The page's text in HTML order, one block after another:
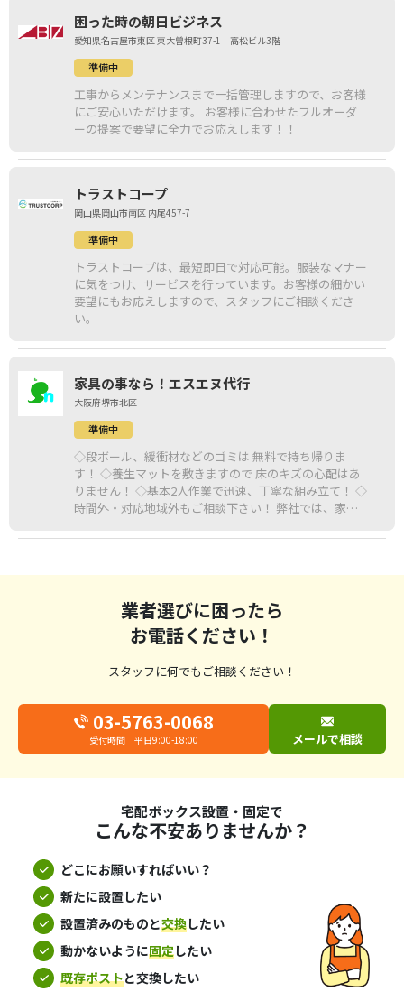
困った時の朝日ビジネス
愛知県名古屋市東区 東大曽根町37-1 高松ビル3階
準備中
工事からメンテナンスまで一括管理しますので、お客様
にご安心いただけます。 お客様に合わせたフルオーダ
ーの提案で要望に全力でお応えします！！
トラストコープ
岡山県岡山市南区 内尾457-7
準備中
トラストコープは、最短即日で対応可能。服装なマナー
に気をつけ、サービスを行っています。お客様の細かい
要望にもお応えしますので、スタッフにご相談くださ
い。
家具の事なら！エスエヌ代行
大阪府堺市北区
準備中
◇段ボール、緩衝材などのゴミは 無料で持ち帰りま
す！ ◇養生マットを敷きますので 床のキズの心配はあ
りません！ ◇基本2人作業で迅速、丁寧な組み立て！ ◇
時間外・対応地域外もご相談下さい！ 弊社では、家具
てています！ 家具付き物件などを管理しています 業者
ちし
業者選びに困ったら
お電話ください！
スタッフに何でもご相談ください！
03-5763-0068
受付時間 平日9:00-18:00 メールで相談
宅配ボックス設置・固定で
こんな不安ありませんか？
どこにお願いすればいい？
新たに設置したい
設置済みのものと交換したい
動かないように固定したい
既存ポストと交換したい